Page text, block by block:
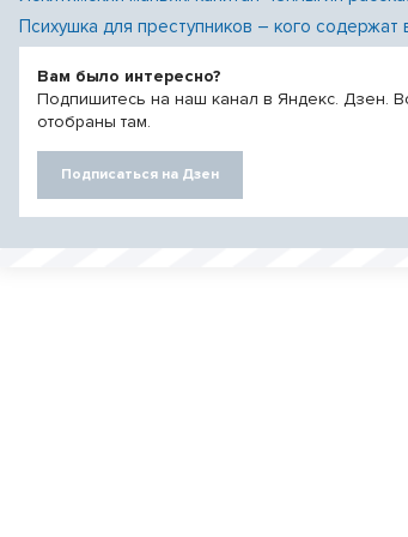
Психушка для преступников – кого
Вам было интересно?
Подпишитесь на наш канал в Яндекс. Дзен.
отобраны там.
Подписаться на Дзен